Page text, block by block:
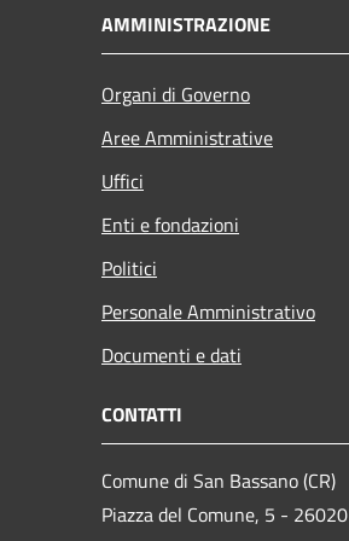
AMMINISTRAZIONE
Organi di Governo
Aree Amministrative
Uffici
Enti e fondazioni
Politici
Personale Amministrativo
Documenti e dati
CONTATTI
Comune di San Bassano (CR)
Piazza del Comune, 5 - 26020